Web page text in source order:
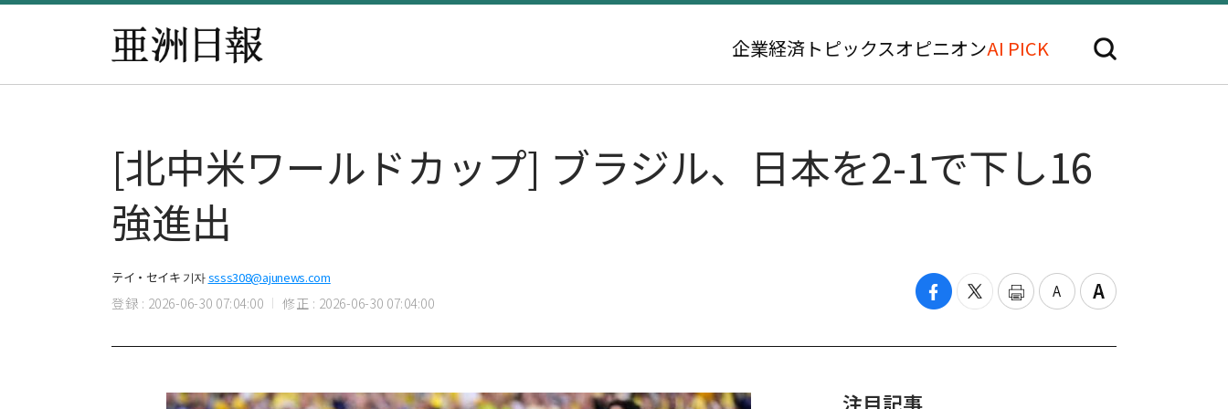
企業経済 トピックスオピニオンAI PICK
[北中米ワールドカップ] ブラジル、日本を2-1で下し16
強進出
テイ・セイキ 기자ssss308@ajunews.com
登録 : 2026-06-30 07:04:00 修正 : 2026-06-30 07:04:00
注目記事